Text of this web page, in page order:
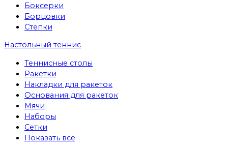
Боксерки
Борцовки
Степки
Настольный теннис
Теннисные столы
Ракетки
Накладки для ракеток
Основания для ракеток
Мячи
Наборы
Сетки
Показать все